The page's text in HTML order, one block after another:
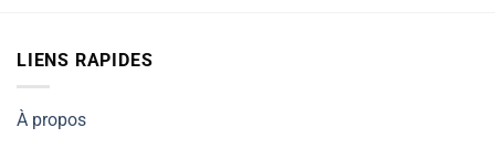
LIENS RAPIDES
À propos